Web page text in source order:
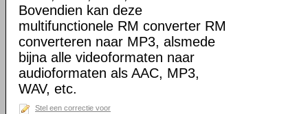
Bovendien kan deze
multifunctionele RM converter RM
converteren naar MP3, alsmede
bijna alle videoformaten naar
audioformaten als AAC, MP3,
WAV, etc.
Stel een correctie voor